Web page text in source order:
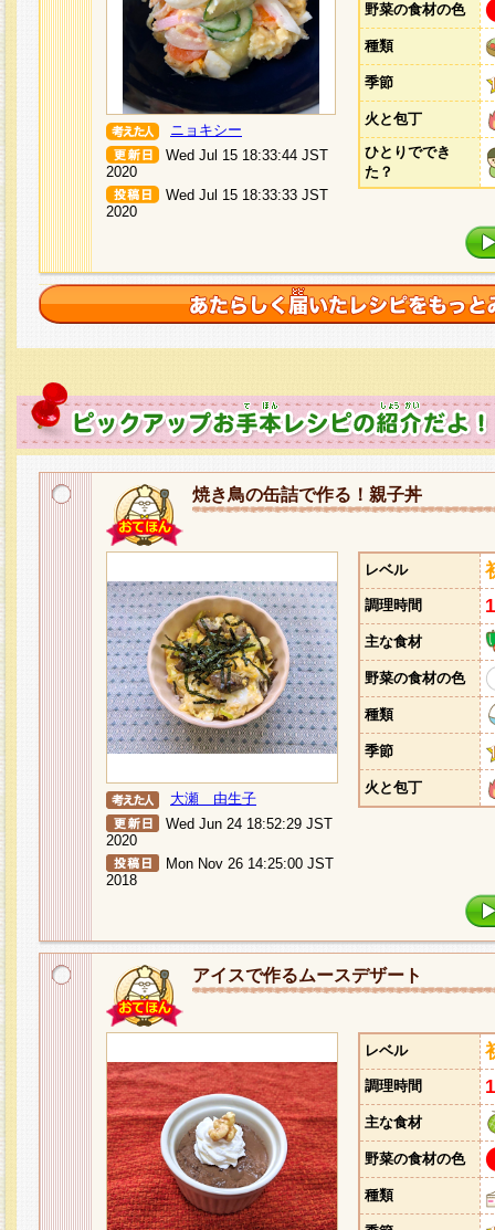
ニョキシー
Wed Jul 15 18:33:44 JST
2020
Wed Jul 15 18:33:33 JST
2020
野菜の食材の色
種類
季節
火と包丁
ひとりででき
た？
焼き鳥の缶詰で作る！親子丼
大瀬 由生子
Wed Jun 24 18:52:29 JST
2020
Mon Nov 26 14:25:00 JST
2018
レベル
調理時間
主な食材
野菜の食材の色
種類
季節
火と包丁
アイスで作るムースデザート
レベル
調理時間
主な食材
野菜の食材の色
種類